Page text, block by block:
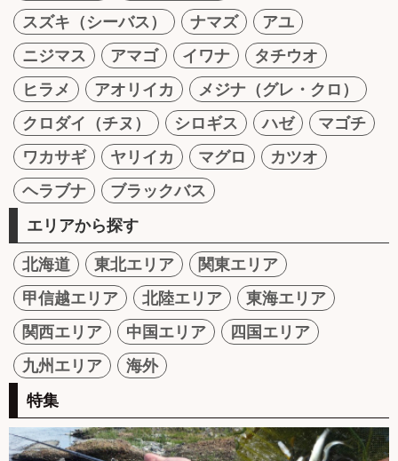
スズキ（シーバス）
ナマズ
アユ
ニジマス
アマゴ イワナ
タチウオ
ヒラメ
アオリイカ
メジナ（グレ・クロ）
クロダイ（チヌ）
シロギス ハゼ
マゴチ
ワカサギ
ヤリイカ マグロ
カツオ
ヘラブナ
ブラックバス
エリアから探す
北海道 東北エリア
関東エリア
甲信越エリア
北陸エリア
東海エリア
関西エリア
中国エリア
四国エリア
九州エリア
海外
特集